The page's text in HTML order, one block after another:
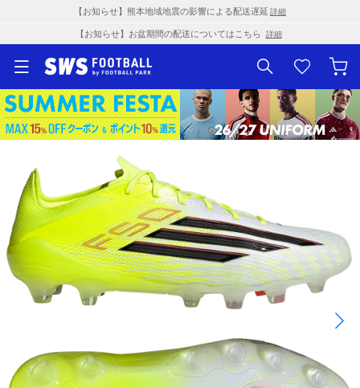
【お知らせ】熊本地域地震の影響による配送遅延 詳細
【お知らせ】お盆期間の配送についてはこちら 詳細